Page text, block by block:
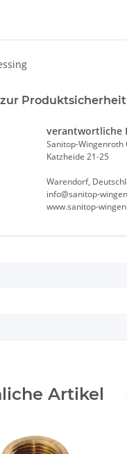
Produktsicherheit
verantwortliche
Sanitop-Wingenroth
Katzheide 21-25
Warendorf,
info@sanitop-
www.sanitop-
Artikel